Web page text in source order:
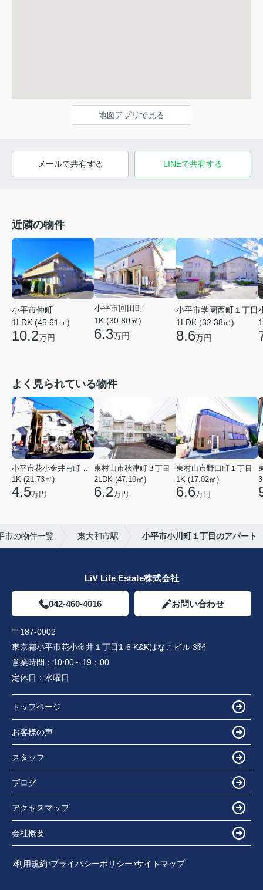
地図アプリで見る
メールで共有する LINEで共有する
近隣の物件
小平市仲町
1LDK (45.61㎡)
10.2万円
小平市回田町
1K (30.80㎡)
6.3万円
小平市学園西町１丁目
1LDK (32.38㎡)
8.6万円
よく見られている物件
小平市花小金井南町１丁目
1K (21.73㎡)
4.5万円
東村山市秋津町３丁目
2LDK (47.10㎡)
6.2万円
東村山市野口町１丁目
1K (17.02㎡)
6.6万円
市の物件一覧 東大和市駅 小平市小川町１丁目のアパート
LiV Life Estate株式会社
042-460-4016 お問い合わせ
〒187-0002
東京都小平市花小金井１丁目1-6 K&Kはなこビル 3階
営業時間： 10:00～19：00
定休日： 水曜日
トップページ
お客様の声
スタッフ
ブログ
アクセスマップ
会社概要
利用規約 プライバシーポリシー サイトマップ